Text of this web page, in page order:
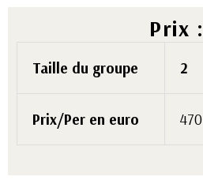
Prix :
Taille du groupe 2
Prix/Per en euro 470